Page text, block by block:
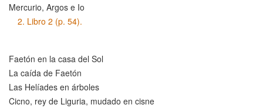
Mercurio, Argos e Io
2. Libro 2 (p. 54).
Faetón en la casa del Sol
La caída de Faetón
Las Helíades en árboles
Cicno, rey de Liguria, mudado en cisne